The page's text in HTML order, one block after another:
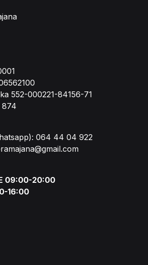
552-000221-84156-71
874
064 44 04 922
09:00-20:00
16:00